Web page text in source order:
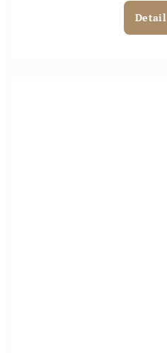
Detail